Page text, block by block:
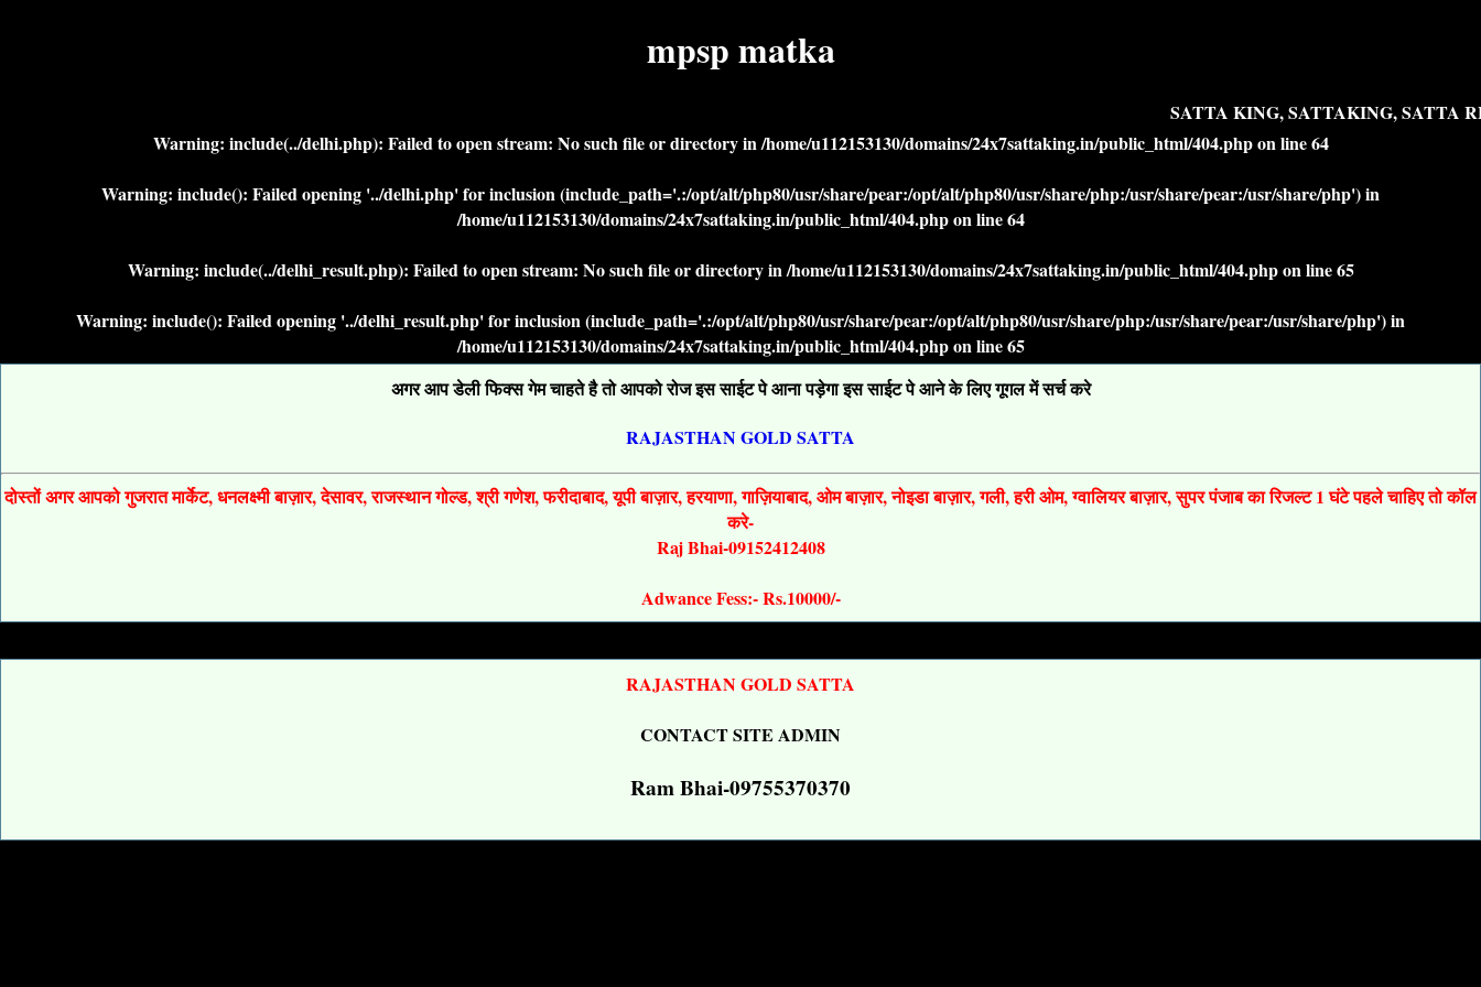
mpsp matka
SATTA KING, SATTAKING, SATTA
Warning: include(../delhi.php): Failed to open stream: No such file or directory in/home/u112153130/domains/24x7sattaking.in/public_html/404.phpon line64
Warning: include(): Failed opening '../delhi.php' for inclusion (include_path='.:/opt/alt/php80/usr/share/pear:/opt/alt/php80/usr/share/php:/usr/share/pear:/usr/share/php') in
/home/u112153130/domains/24x7sattaking.in/public_html/404.phpon line64
Warning: include(../delhi_result.php): Failed to open stream: No such file or directory in/home/u112153130/domains/24x7sattaking.in/public_html/404.phpon line65
Warning: include(): Failed opening '../delhi_result.php' for inclusion (include_path='.:/opt/alt/php80/usr/share/pear:/opt/alt/php80/usr/share/php:/usr/share/pear:/usr/share/php') in
/home/u112153130/domains/24x7sattaking.in/public_html/404.phpon line65
अगर आप डेली फिक्स गेम चाहते है तो आपको रोज इस साईट पे आना पड़ेगा इस साईट पे आने के लिए गूगल में सर्च करे
RAJASTHAN GOLD SATTA
दोस्तों अगर आपको गुजरात मार्केट, धनलक्ष्मी बाज़ार, देसावर, राजस्थान गोल्ड, श्री गणेश, फरीदाबाद, यूपी बाज़ार, हरयाणा, गाज़ियाबाद, ओम बाज़ार, नोइडा बाज़ार, गली, हरी ओम, ग्वालियर बाज़ार, सुपर पंजाब का रिजल्ट 1 घंटे पहले चाहिए तो कॉल
करे-
Raj Bhai-09152412408
Adwance Fess:- Rs.10000/-
RAJASTHAN GOLD SATTA
CONTACT SITE ADMIN
Ram Bhai-09755370370